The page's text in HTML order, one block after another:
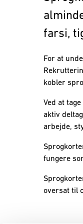
farsi,
For at
kobler
Ved at
aktiv
arbejde,
fungere
oversat til